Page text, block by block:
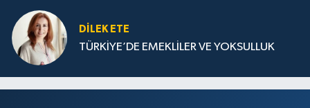
DILEK ETE
TÜRKİYE’DE EMEKLİLER VE YOKSULLUK